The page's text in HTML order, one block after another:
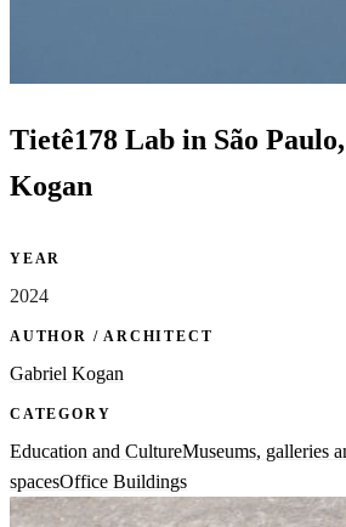
Tietê178 Lab in São
Kogan
YEAR
2024
AUTHOR / ARCHITECT
Gabriel Kogan
CATEGORY
Education and CultureMuseums, galleries
spacesOffice Buildings